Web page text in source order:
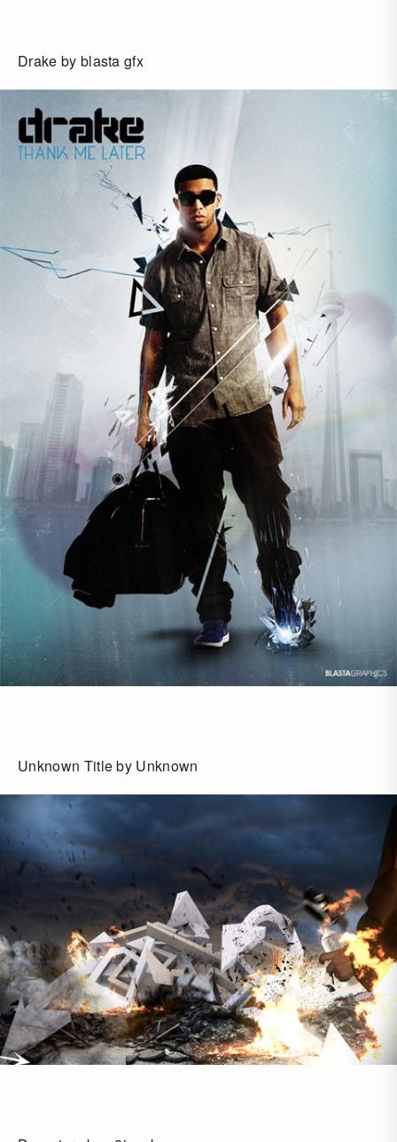
Drake by blasta gfx
Unknown Title by Unknown